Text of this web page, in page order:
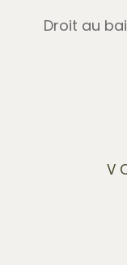
Droit au